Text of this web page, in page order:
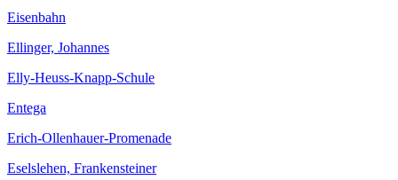
Eisenbahn
Ellinger, Johannes
Elly-Heuss-Knapp-Schule
Entega
Erich-Ollenhauer-Promenade
Eselslehen, Frankensteiner